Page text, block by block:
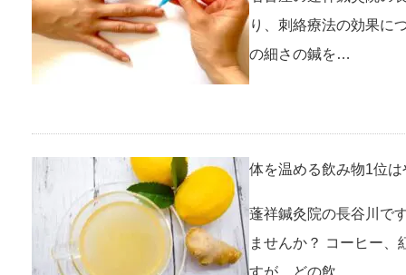
り、刺絡療法の効果に
の細さの鍼を…
体を温める飲み物1位
蓬祥鍼灸院の長谷川で
ませんか？ コーヒー、
すが、どの飲…